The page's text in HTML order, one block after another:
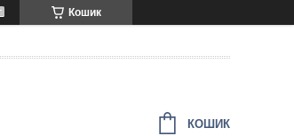
Кошик
КОШИК